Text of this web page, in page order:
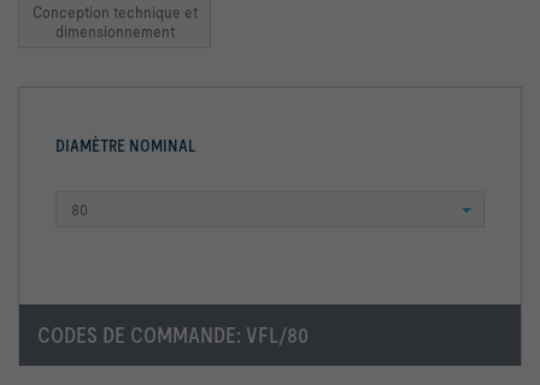
Conception technique et
dimensionnement
DIAMÈTRE NOMINAL
80
CODES DE COMMANDE: VFL/80